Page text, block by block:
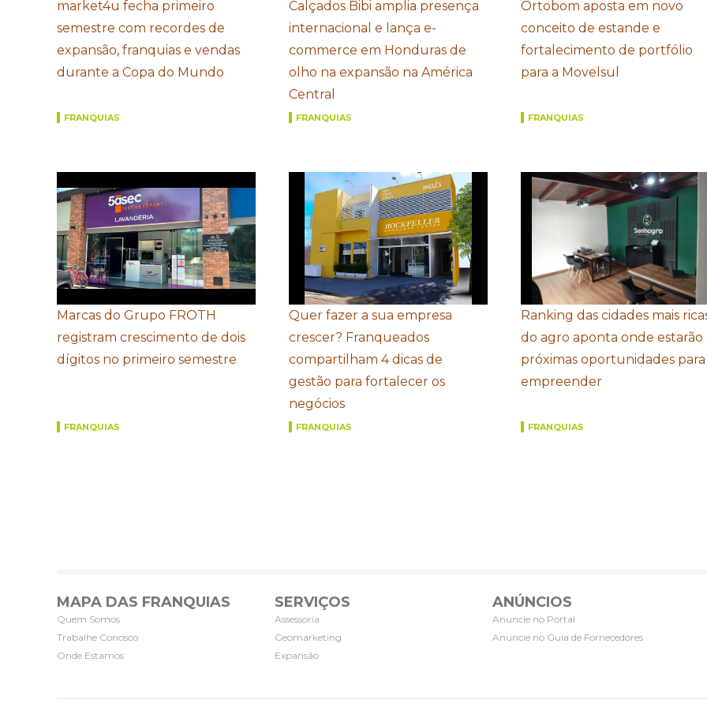
market4u fecha primeiro
semestre com recordes de
expansão, franquias e vendas
durante a Copa do Mundo
FRANQUIAS
Calçados Bibi amplia presença
internacional e lança e-
commerce em Honduras de
olho na expansão na América
Central
FRANQUIAS
Ortobom aposta em novo
conceito de estande e
fortalecimento de portfólio
para a Movelsul
FRANQUIAS
Marcas do Grupo FROTH
registram crescimento de dois
dígitos no primeiro semestre
FRANQUIAS
Quer fazer a sua empresa
crescer? Franqueados
compartilham 4 dicas de
gestão para fortalecer os
negócios
FRANQUIAS
Ranking das cidades mais
do agro aponta onde estarão
próximas oportunidades para
empreender
FRANQUIAS
MAPA DAS FRANQUIAS
Quem Somos
Trabalhe Conosco
Onde Estamos
SERVIÇOS
Assessoria
Geomarketing
Expansão
ANÚNCIOS
Anuncie no Portal
Anuncie no Guia de Fornecedores